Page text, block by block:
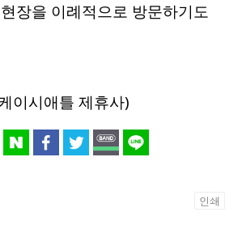
장을 이례적으로 방문하기도
이시애틀 제휴사)
인쇄